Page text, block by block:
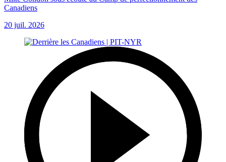
Canadiens
20 juil. 2026